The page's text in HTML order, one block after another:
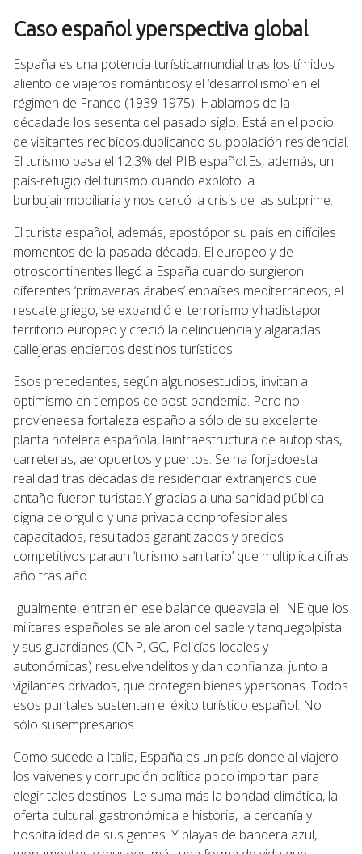
Caso español yperspectiva global
España es una potencia turísticamundial tras los tímidos
aliento de viajeros románticosy el ‘desarrollismo’ en el
régimen de Franco (1939-1975). Hablamos de la
décadade los sesenta del pasado siglo. Está en el podio
de visitantes recibidos,duplicando su población residencial.
El turismo basa el 12,3% del PIB español.Es, además, un
país-refugio del turismo cuando explotó la
burbujainmobiliaria y nos cercó la crisis de las subprime.
El turista español, además, apostópor su país en difíciles
momentos de la pasada década. El europeo y de
otroscontinentes llegó a España cuando surgieron
diferentes ‘primaveras árabes’ enpaíses mediterráneos, el
rescate griego, se expandió el terrorismo yihadistapor
territorio europeo y creció la delincuencia y algaradas
callejeras enciertos destinos turísticos.
Esos precedentes, según algunosestudios, invitan al
optimismo en tiempos de post-pandemia. Pero no
provieneesa fortaleza española sólo de su excelente
planta hotelera española, lainfraestructura de autopistas,
carreteras, aeropuertos y puertos. Se ha forjadoesta
realidad tras décadas de residenciar extranjeros que
antaño fueron turistas.Y gracias a una sanidad pública
digna de orgullo y una privada conprofesionales
capacitados, resultados garantizados y precios
competitivos paraun ‘turismo sanitario’ que multiplica cifras
año tras año.
Igualmente, entran en ese balance queavala el INE que los
militares españoles se alejaron del sable y tanquegolpista
y sus guardianes (CNP, GC, Policías locales y
autonómicas) resuelvendelitos y dan confianza, junto a
vigilantes privados, que protegen bienes ypersonas. Todos
esos puntales sustentan el éxito turístico español. No
sólo susempresarios.
Como sucede a Italia, España es un país donde al viajero
los vaivenes y corrupción política poco importan para
elegir tales destinos. Le suma más la bondad climática, la
oferta cultural, gastronómica e historia, la cercanía y
hospitalidad de sus gentes. Y playas de bandera azul,